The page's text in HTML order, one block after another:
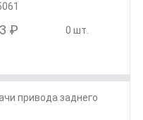
₽ 0 шт.
привода заднего